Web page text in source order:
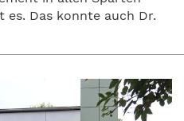
es. Das konnte auch Dr.